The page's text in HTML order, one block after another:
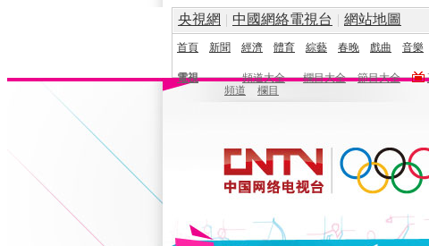
央視網 | 中國網絡電視台 | 網站地圖
首頁 新聞 經濟 體育 綜藝 春晚 戲曲 音樂
電視 頻道大全 欄目大全 節目大全
頻道
欄目